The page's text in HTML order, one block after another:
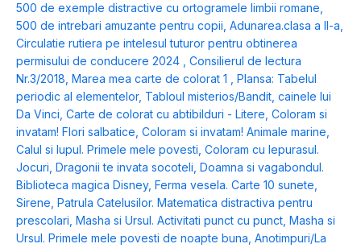
500 de exemple distractive cu ortogramele limbii romane,
500 de intrebari amuzante pentru copii, Adunarea.clasa a II-a,
Circulatie rutiera pe intelesul tuturor pentru obtinerea
permisului de conducere 2024 , Consilierul de lectura
Nr.3/2018, Marea mea carte de colorat 1 , Plansa: Tabelul
periodic al elementelor, Tabloul misterios/Bandit, cainele lui
Da Vinci, Carte de colorat cu abtibilduri - Litere, Coloram si
invatam! Flori salbatice, Coloram si invatam! Animale marine,
Calul si lupul. Primele mele povesti, Coloram cu Iepurasul.
Jocuri, Dragonii te invata socoteli, Doamna si vagabondul.
Biblioteca magica Disney, Ferma vesela. Carte 10 sunete,
Sirene, Patrula Catelusilor. Matematica distractiva pentru
prescolari, Masha si Ursul. Activitati punct cu punct, Masha si
Ursul. Primele mele povesti de noapte buna, Anotimpuri/La